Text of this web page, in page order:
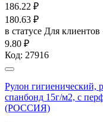
186.22 ₽
180.63 ₽
в статусе Для
9.80 ₽
Код: 27916
Рулон гигиенический,
спанбонд 15г/м2, с
(РОССИЯ)